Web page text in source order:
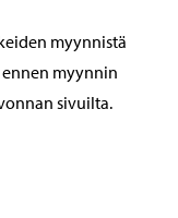
myynnistä
myynnin
sivuilta.